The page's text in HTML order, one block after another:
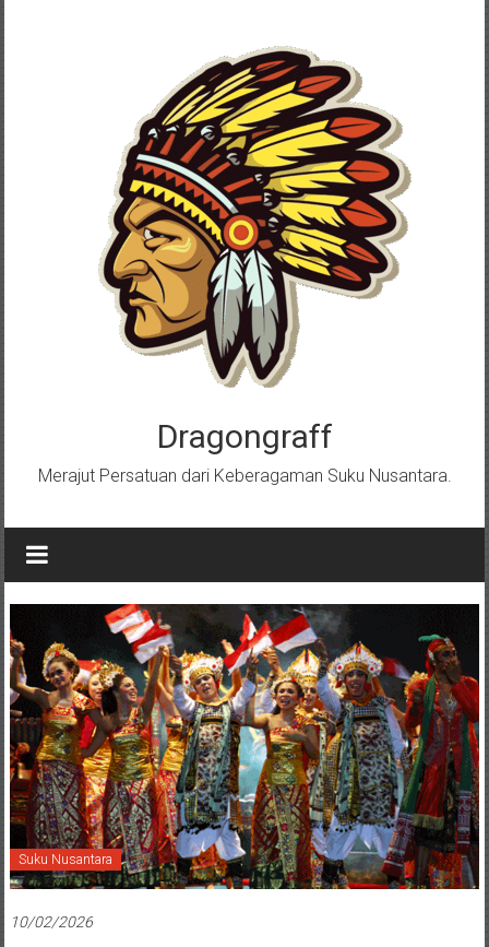
Dragongraff
Merajut Persatuan dari Keberagaman Suku Nusantara.
Suku Nusantara
10/02/2026